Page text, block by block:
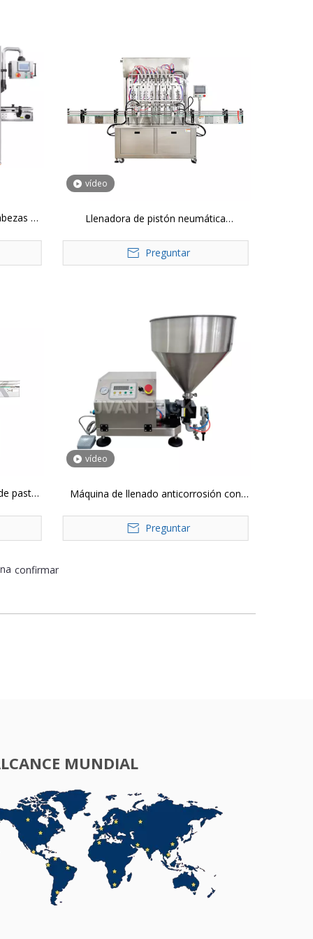
de
vídeo
Llenadora de pistón neumática
de tarros de botellas de salsa de
Preguntar
pasta
vídeo
Máquina de llenado anticorrosión con
ZT-10 10-5000 ml
Preguntar
confirmar
MUNDIAL